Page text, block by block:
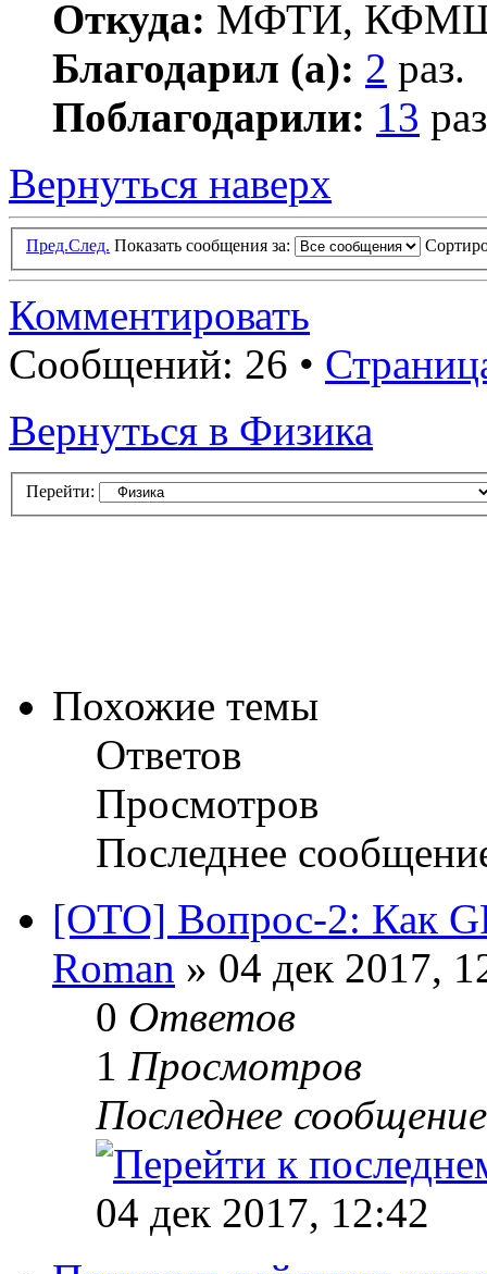
Откуда: МФТИ,
Благодарил (а): 2 раз.
Поблагодарили: 13
Вернуться наверх
Пред.След. Показать сообщения за:
Комментировать
Сообщений: 26 •
Вернуться в Физика
Перейти:
Похожие темы
Ответов
Просмотров
Последнее
[ОТО] Вопрос-2: Как
Roman » 04 дек 2017,
0 Ответов
1 Просмотров
Последнее
04 дек 2017, 12:42